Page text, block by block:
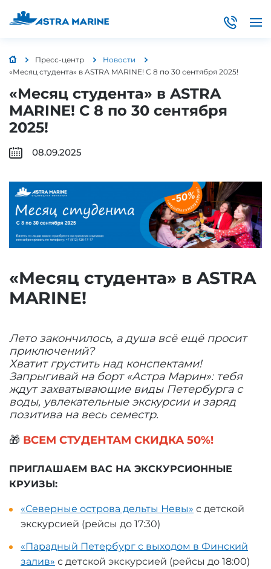
Пресс-центр
Новости
«Месяц студента» в ASTRA MARINE! С 8 по 30 сентября 2025!
«Месяц студента» в ASTRA
MARINE! С 8 по 30 сентября
2025!
08.09.2025
«Месяц студента» в ASTRA
MARINE!
Лето закончилось, а душа всё ещё просит
приключений?
Хватит грустить над конспектами!
Запрыгивай на борт «Астра Марин»: тебя
ждут захватывающие виды Петербурга с
воды, увлекательные экскурсии и заряд
позитива на весь семестр.
🎁 ВСЕМ СТУДЕНТАМ СКИДКА 50%!
ПРИГЛАШАЕМ ВАС НА ЭКСКУРСИОННЫЕ
КРУИЗЫ:
«Северные острова дельты Невы» с детской
экскурсией (рейсы до 17:30)
«Парадный Петербург с выходом в Финский
залив» с детской экскурсией (рейсы до 18:00)